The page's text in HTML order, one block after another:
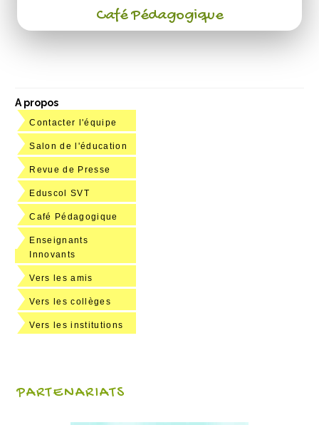
Café Pédagogique
A propos
Contacter l'équipe
Salon de l'éducation
Revue de Presse
Eduscol SVT
Café Pédagogique
Enseignants
Innovants
Vers les amis
Vers les collèges
Vers les institutions
PARTENARIATS